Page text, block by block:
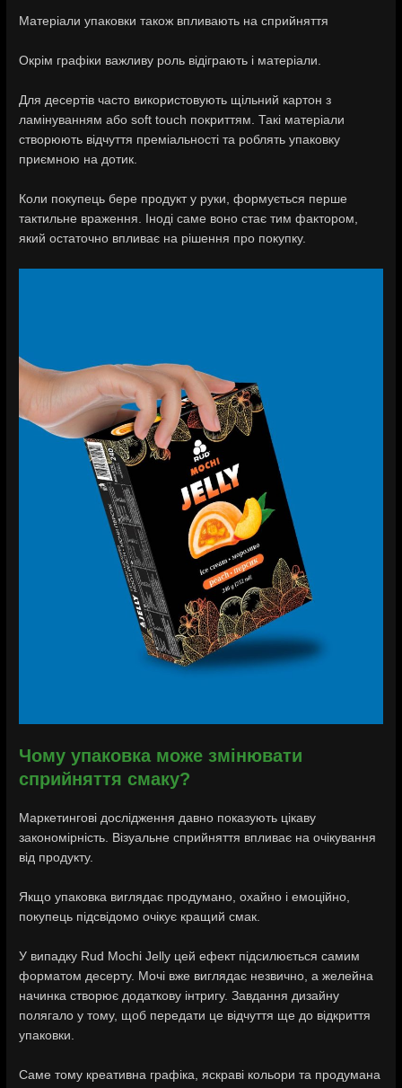
Матеріали упаковки також впливають на сприйняття
Окрім графіки важливу роль відіграють і матеріали.
Для десертів часто використовують щільний картон з
ламінуванням або soft touch покриттям. Такі матеріали
створюють відчуття преміальності та роблять упаковку
приємною на дотик.
Коли покупець бере продукт у руки, формується перше
тактильне враження. Іноді саме воно стає тим фактором,
який остаточно впливає на рішення про покупку.
Чому упаковка може змінювати
сприйняття смаку?
Маркетингові дослідження давно показують цікаву
закономірність. Візуальне сприйняття впливає на очікування
від продукту.
Якщо упаковка виглядає продумано, охайно і емоційно,
покупець підсвідомо очікує кращий смак.
У випадку Rud Mochi Jelly цей ефект підсилюється самим
форматом десерту. Мочі вже виглядає незвично, а желейна
начинка створює додаткову інтригу. Завдання дизайну
полягало у тому, щоб передати це відчуття ще до відкриття
упаковки.
Саме тому креативна графіка, яскраві кольори та продумана